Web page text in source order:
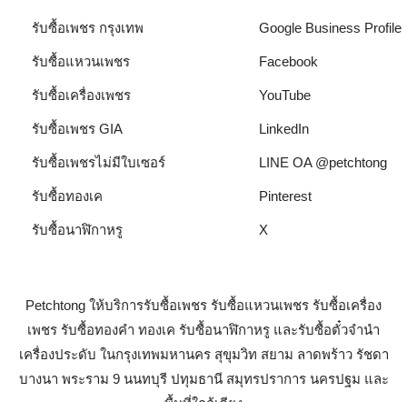
รับซื้อเพชร กรุงเทพ
รับซื้อแหวนเพชร
รับซื้อเครื่องเพชร
รับซื้อเพชร GIA
รับซื้อเพชรไม่มีใบเซอร์
รับซื้อทองเค
รับซื้อนาฬิกาหรู
Google Business Profile
Facebook
YouTube
LinkedIn
LINE OA @petchtong
Pinterest
X
Petchtong ให้บริการรับซื้อเพชร รับซื้อแหวนเพชร รับซื้อเครื่อง
เพชร รับซื้อทองคำ ทองเค รับซื้อนาฬิกาหรู และรับซื้อตั๋วจำนำ
เครื่องประดับ ในกรุงเทพมหานคร สุขุมวิท สยาม ลาดพร้าว รัชดา
บางนา พระราม 9 นนทบุรี ปทุมธานี สมุทรปราการ นครปฐม และ